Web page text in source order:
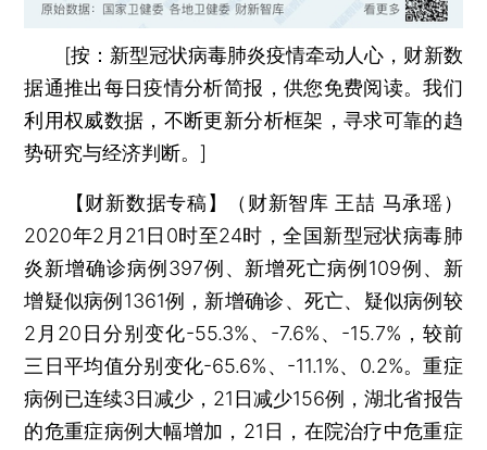
[按：新型冠状病毒肺炎疫情牵动人心，财新数
据通推出每日疫情分析简报，供您免费阅读。我们
利用权威数据，不断更新分析框架，寻求可靠的趋
势研究与经济判断。]
【财新数据专稿】（财新智库 王喆 马承瑶）
2020年2月21日0时至24时，全国新型冠状病毒肺
炎新增确诊病例397例、新增死亡病例109例、新
增疑似病例1361例，新增确诊、死亡、疑似病例较
2月20日分别变化-55.3%、-7.6%、-15.7%，较前
三日平均值分别变化-65.6%、-11.1%、0.2%。重症
病例已连续3日减少，21日减少156例，湖北省报告
的危重症病例大幅增加，21日，在院治疗中危重症